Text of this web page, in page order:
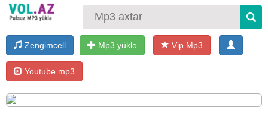
Zengimcell Mp3 yüklə Vip Mp3
Youtube mp3